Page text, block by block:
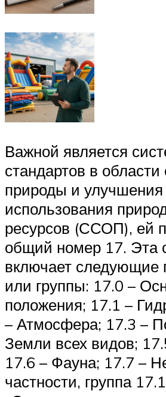
Важной является
стандартов в
природы и улучшения
использования
ресурсов (ССОП), ей
общий номер 17. Эта
включает следующие
или группы: 17.0 –
положения; 17.1 –
– Атмосфера; 17.3 –
Земли всех видов;
17.6 – Фауна; 17.7 –
частности, группа